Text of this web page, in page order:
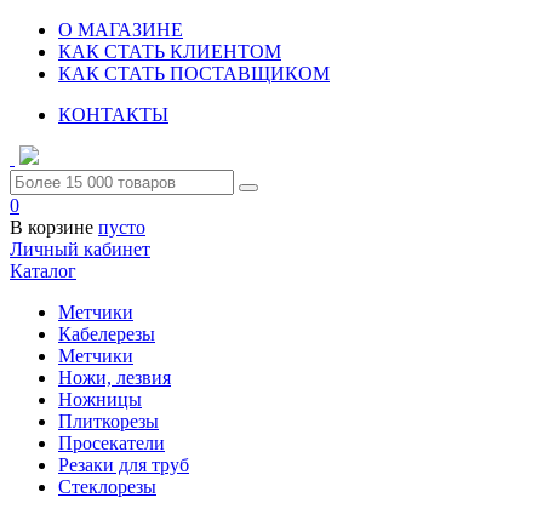
О МАГАЗИНЕ
КАК СТАТЬ КЛИЕНТОМ
КАК СТАТЬ ПОСТАВЩИКОМ
КОНТАКТЫ
0
В корзине пусто
Личный кабинет
Каталог
Метчики
Кабелерезы
Метчики
Ножи, лезвия
Ножницы
Плиткорезы
Просекатели
Резаки для труб
Стеклорезы